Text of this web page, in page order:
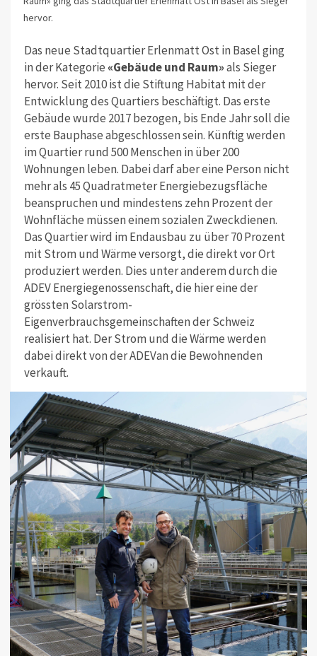
hervor.
Das neue Stadtquartier Erlenmatt Ost in Basel ging
in der Kategorie «Gebäude und Raum»als Sieger
hervor. Seit 2010 ist die Stiftung Habitat mit der
Entwicklung des Quartiers beschäftigt. Das erste
Gebäude wurde 2017 bezogen, bis Ende Jahr soll die
erste Bauphase abgeschlossen sein. Künftig werden
im Quartier rund 500 Menschen in über 200
Wohnungen leben. Dabei darf aber eine Person nicht
mehr als 45 Quadratmeter Energiebezugsfläche
beanspruchen und mindestens zehn Prozent der
Wohnfläche müssen einem sozialen Zweckdienen.
Das Quartier wird im Endausbau zu über 70 Prozent
mit Strom und Wärme versorgt, die direkt vor Ort
produziert werden. Dies unter anderem durch die
ADEV Energiegenossenschaft, die hier eine der
grössten Solarstrom-
Eigenverbrauchsgemeinschaften der Schweiz
realisiert hat. Der Strom und die Wärme werden
dabei direkt von der ADEVan die Bewohnenden
verkauft.